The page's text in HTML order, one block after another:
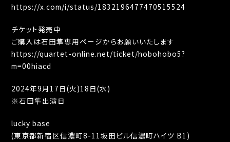
https://x.com/i/status/1832196477470515524
チケット発売中
ご購入は石田隼専用ページからお願いいたします
https://quartet-online.net/ticket/hobohobo5?
m=00hiacd
2024年9月17日(火)18日(水)
※石田隼出演日
lucky base
(東京都新宿区信濃町8-11坂田ビル信濃町ハイツ B1)